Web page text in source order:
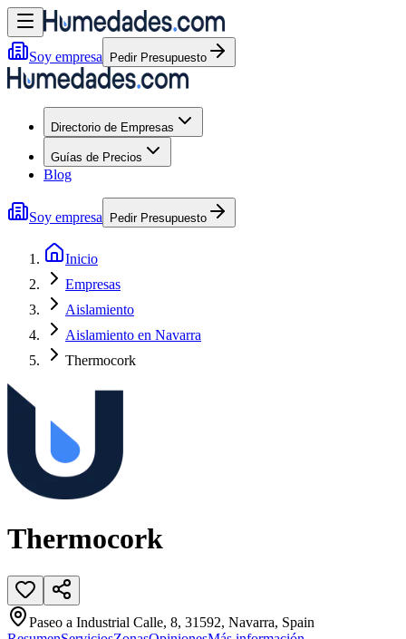
Soy empresa Pedir Presupuesto
Directorio de Empresas
Guías de Precios
Blog
Soy empresa Pedir Presupuesto
Inicio
Empresas
Aislamiento
Aislamiento en Navarra
Thermocork
Thermocork
Paseo a Industrial Calle, 8, 31592, Navarra, Spain